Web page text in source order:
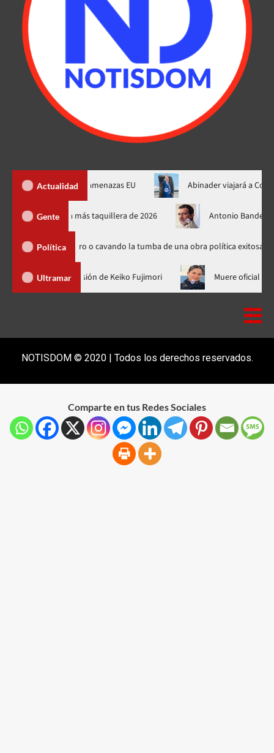
Actualidad
fin de amenazas EU Abinader viajará a Colombia a toma
Gente
Day’ se convierte en la película más taquillera de 2026
Política
futuro o cavando la tumba de una obra política exitosa”
Ultramar
Abinader no fue a la toma de posesión de Keiko Fujimori
NOTISDOM © 2020 | Todos los derechos reservados.
Comparte en tus Redes Sociales